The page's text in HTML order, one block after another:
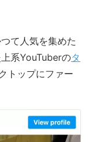
て人気を集めた
系YouTuberのタ
トップにファー